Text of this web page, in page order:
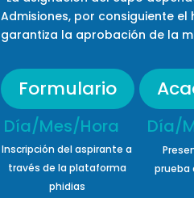
Admisiones, por consiguiente el
garantiza la aprobación de la
Formulario
Día/Mes/Hora Día/
Inscripción del aspirante a
través de la plataforma
phidias
prueba